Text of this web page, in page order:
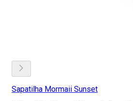
Sapatilha Mormaii Sunset